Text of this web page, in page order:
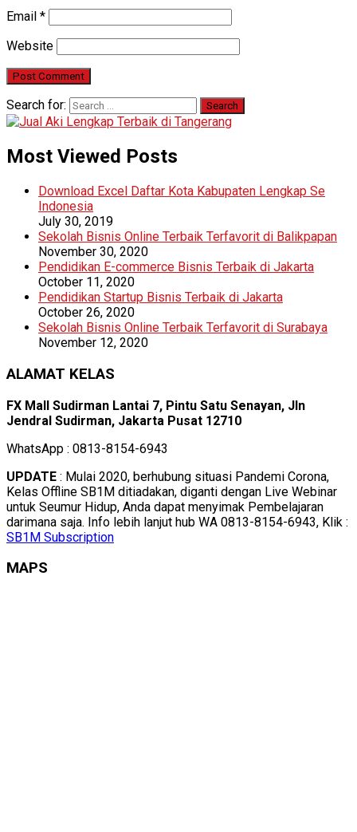
Email *
Website
Search for:
Most Viewed Posts
Download Excel Daftar Kota Kabupaten Lengkap Se
Indonesia
July 30, 2019
Sekolah Bisnis Online Terbaik Terfavorit di Balikpapan
November 30, 2020
Pendidikan E-commerce Bisnis Terbaik di Jakarta
October 11, 2020
Pendidikan Startup Bisnis Terbaik di Jakarta
October 26, 2020
Sekolah Bisnis Online Terbaik Terfavorit di Surabaya
November 12, 2020
ALAMAT KELAS
FX Mall Sudirman Lantai 7, Pintu Satu Senayan, Jln
Jendral Sudirman, Jakarta Pusat 12710
WhatsApp : 0813-8154-6943
UPDATE : Mulai 2020, berhubung situasi Pandemi Corona,
Kelas Offline SB1M ditiadakan, diganti dengan Live Webinar
untuk Seumur Hidup, Anda dapat menyimak Pembelajaran
darimana saja. Info lebih lanjut hub WA 0813-8154-6943, Klik :
SB1M Subscription
MAPS